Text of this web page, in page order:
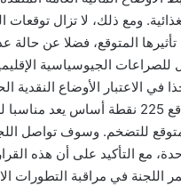
ومع ذلك، لا تزال
المتوقع، فضلا عن حالة
للصراعات الجيوسياسية
الاعتبار الأوضاع النقدية
العائد الأساسية للبنك المركزي
للتضخم. وسوف تواصل
مع التأكيد على أن هذه
في مراقبة التطورات